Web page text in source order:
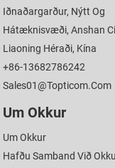
Iðnaðargarður, Nýtt Og
Hátæknisvæði, Anshan
Liaoning Héraði, Kína
+86-13682786242
Sales01@topticom.com
Um Okkur
Um Okkur
Hafðu Samband Við